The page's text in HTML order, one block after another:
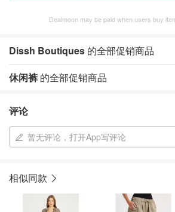
Dealmoon may be paid when users buy
Dissh Boutiques 的全部促销商品
休闲裤 的全部促销商品
评论
暂无评论，打开App写评论
相似同款